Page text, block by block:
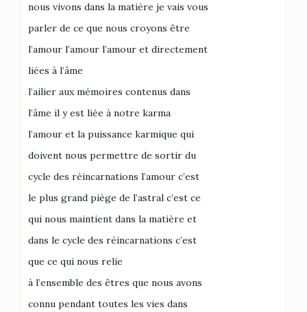
nous vivons dans la matière je vais vous
parler de ce que nous croyons être
l’amour l’amour l’amour et directement
liées à l’âme
l’ailier aux mémoires contenus dans
l’âme il y est liée à notre karma
l’amour et la puissance karmique qui
doivent nous permettre de sortir du
cycle des réincarnations l’amour c’est
le plus grand piège de l’astral c’est ce
qui nous maintient dans la matière et
dans le cycle des réincarnations c’est
que ce qui nous relie
à l’ensemble des êtres que nous avons
connu pendant toutes les vies dans